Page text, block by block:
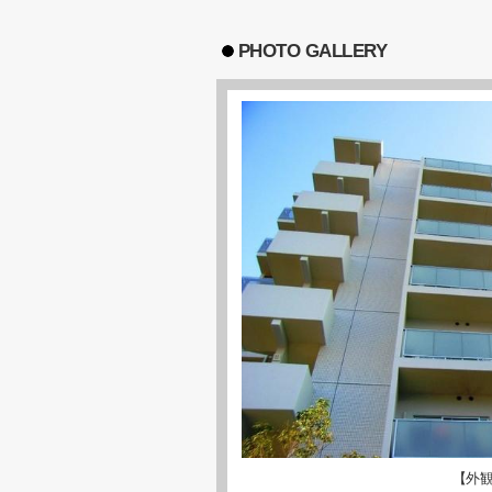
PHOTO GALLERY
【外